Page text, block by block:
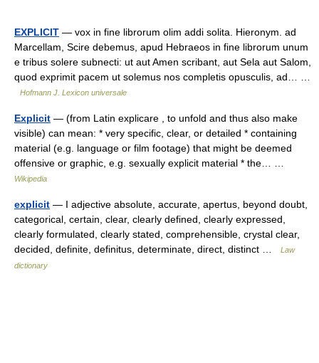
EXPLICIT — vox in fine librorum olim addi solita. Hieronym. ad
Marcellam, Scire debemus, apud Hebraeos in fine librorum unum
e tribus solere subnecti: ut aut Amen scribant, aut Sela aut Salom,
quod exprimit pacem ut solemus nos completis opusculis, ad… …
Hofmann J. Lexicon universale
Explicit — (from Latin explicare , to unfold and thus also make
visible) can mean: * very specific, clear, or detailed * containing
material (e.g. language or film footage) that might be deemed
offensive or graphic, e.g. sexually explicit material * the… …
Wikipedia
explicit — I adjective absolute, accurate, apertus, beyond doubt,
categorical, certain, clear, clearly defined, clearly expressed,
clearly formulated, clearly stated, comprehensible, crystal clear,
decided, definite, definitus, determinate, direct, distinct …
Law
dictionary